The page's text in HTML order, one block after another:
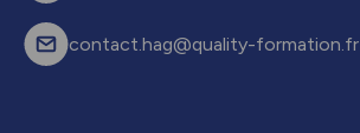
contact.hag@quality-formation.fr